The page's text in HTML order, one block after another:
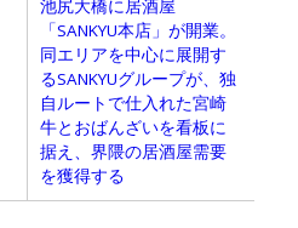
池尻大橋に居酒屋
「SANKYU本店」が開業。
同エリアを中心に展開す
るSANKYUグループが、独
自ルートで仕入れた宮崎
牛とおばんざいを看板に
据え、界隈の居酒屋需要
を獲得する